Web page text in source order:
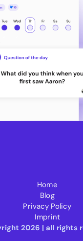
Home
Blog
Privacy Policy
Imprint
2026 | all rights